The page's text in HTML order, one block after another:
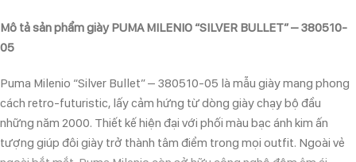
Mô tả sản phẩm giày PUMA MILENIO “SILVER BULLET” – 380510-
05
Puma Milenio “Silver Bullet” – 380510-05 là mẫu giày mang phong
cách retro-futuristic, lấy cảm hứng từ dòng giày chạy bộ đầu
những năm 2000. Thiết kế hiện đại với phối màu bạc ánh kim ấn
tượng giúp đôi giày trở thành tâm điểm trong mọi outfit. Ngoài vẻ